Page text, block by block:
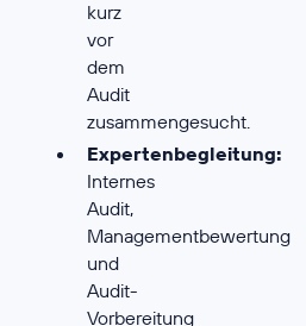
kurz
vor
dem
Audit
zusammengesucht.
Expertenbegleitung:
Internes
Audit,
Managementbewertung
und
Audit-
Vorbereitung